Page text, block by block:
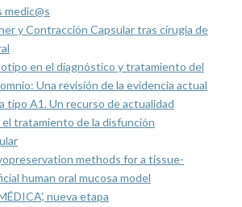
medic@s
y Contracción Capsular tras cirugía de
en el diagnóstico y tratamiento del
Una revisión de la evidencia actual
tipo A1. Un recurso de actualidad
tratamiento de la disfunción
methods for a tissue-
human oral mucosa model
nueva etapa